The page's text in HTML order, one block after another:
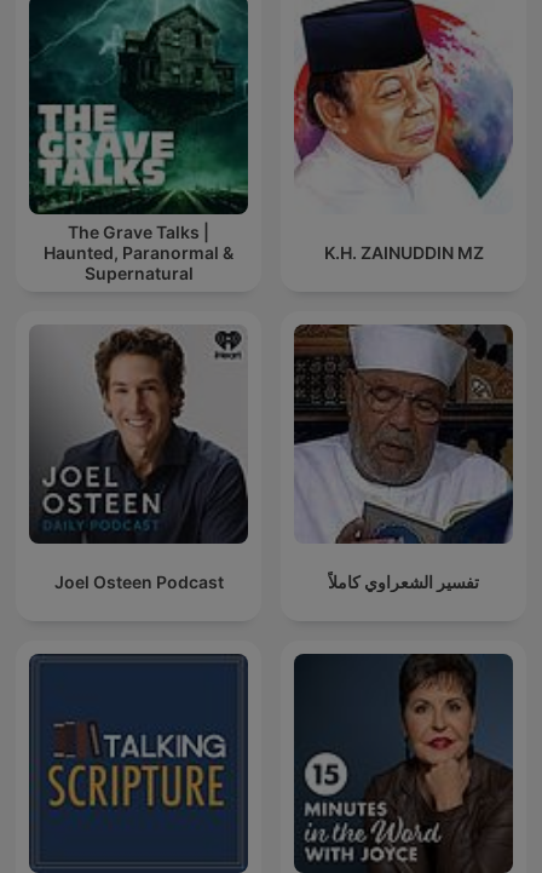
The Grave Talks |
Haunted, Paranormal &
Supernatural
K.H. ZAINUDDIN MZ
Joel Osteen Podcast تفسير الشعراوي كاملاً